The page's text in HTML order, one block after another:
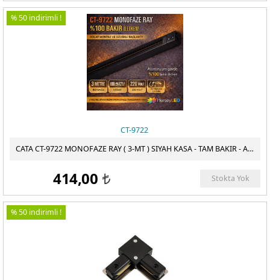
% 50 indirimli !
CT-9722
CATA CT-9722 MONOFAZE RAY ( 3-MT ) SIYAH KASA - TAM BAKIR - ALIMINYUM GÖVDE
414,00 t Stokta Yok
% 50 indirimli !